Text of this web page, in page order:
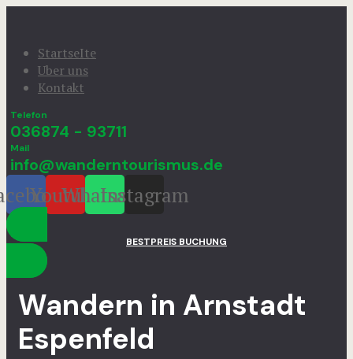
StartseIte
Uber uns
Kontakt
Telefon
036874 - 93711
Mail
info@wanderntourismus.de
Youtube
Whatsapp
Instagram
BESTPREIS BUCHUNG
Wandern in Arnstadt
Espenfeld